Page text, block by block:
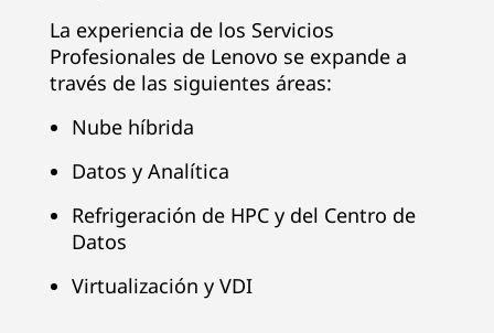
La experiencia de los Servicios
Profesionales de Lenovo se expande a
través de las siguientes áreas:
Nube híbrida
Datos y Analítica
Refrigeración de HPC y del Centro de
Datos
Virtualización y VDI